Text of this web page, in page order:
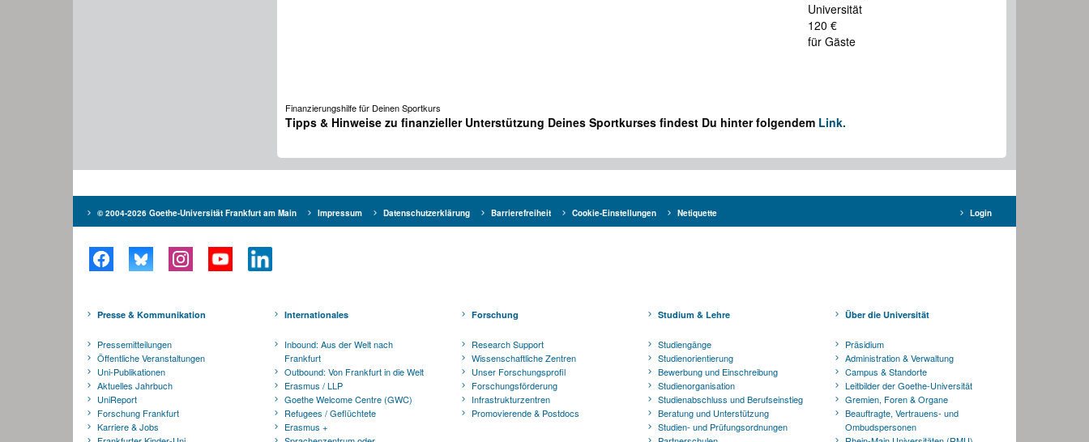
Universität
120 €
für Gäste
Finanzierungshilfe für Deinen Sportkurs
Tipps & Hinweise zu finanzieller Unterstützung Deines Sportkurses findest Du hinter folgendem Link.
© 2004-2026 Goethe-Universität Frankfurt am Main Impressum Datenschutzerklärung Barrierefreiheit Cookie-Einstellungen Netiquette Login
Presse & Kommunikation
Pressemitteilungen
Öffentliche Veranstaltungen
Uni-Publikationen
Aktuelles Jahrbuch
UniReport
Forschung Frankfurt
Karriere & Jobs
Internationales
Inbound: Aus der Welt nach
Frankfurt
Outbound: Von Frankfurt in die Welt
Erasmus / LLP
Goethe Welcome Centre (GWC)
Refugees / Geflüchtete
Erasmus +
Forschung
Research Support
Wissenschaftliche Zentren
Unser Forschungsprofil
Forschungsförderung
Infrastrukturzentren
Promovierende & Postdocs
Studium & Lehre
Studiengänge
Studienorientierung
Bewerbung und Einschreibung
Studienorganisation
Studienabschluss und Berufseinstieg
Beratung und Unterstützung
Studien- und Prüfungsordnungen
Über die Universität
Präsidium
Administration & Verwaltung
Campus & Standorte
Leitbilder der Goethe-Universität
Gremien, Foren & Organe
Beauftragte, Vertrauens- und
Ombudspersonen